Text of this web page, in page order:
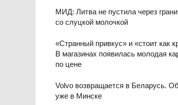
МИД: Литва не пустила через
со слуцкой молочкой
«Странный привкус» и «стоит как
В магазинах появилась молодая
по цене
Volvo возвращается в Беларусь.
уже в Минске